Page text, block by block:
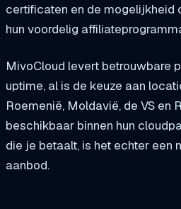
certificaten en de mogelijkheid
hun voordelig
MivoCloud levert betrouwbare
uptime, al is de keuze aan
Roemenië, Moldavië, de VS en
beschikbaar binnen hun
die je betaalt, is het echter een
aanbod.